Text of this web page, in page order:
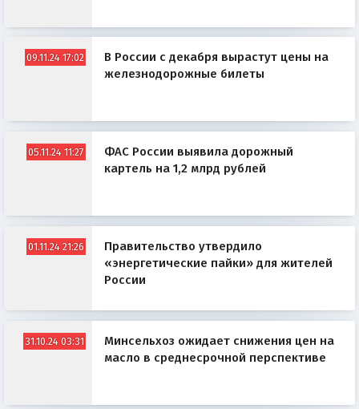
09.11.24 17:02
В России с декабря вырастут цены на
железнодорожные билеты
05.11.24 11:27
ФАС России выявила дорожный
картель на 1,2 млрд рублей
01.11.24 21:26
Правительство утвердило
«энергетические пайки» для жителей
России
31.10.24 03:31
Минсельхоз ожидает снижения цен на
масло в среднесрочной перспективе